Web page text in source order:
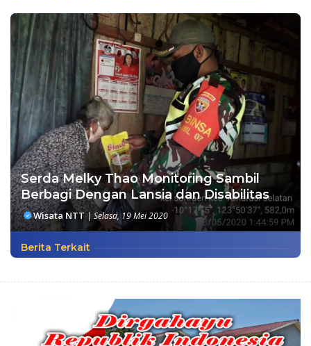
Serda Melky Thao Monitoring Sambil
Berbagi Dengan Lansia dan Disabilitas
Wisata NTT|Selasa, 19 Mei 2020
Berita Terkait